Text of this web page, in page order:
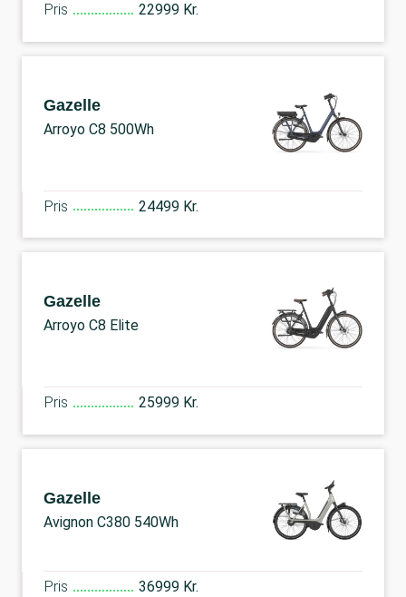
Pris 22999 Kr.
Gazelle
Arroyo C8 500Wh
Pris 24499 Kr.
Gazelle
Arroyo C8 Elite
Pris 25999 Kr.
Gazelle
Avignon C380 540Wh
Pris 36999 Kr.